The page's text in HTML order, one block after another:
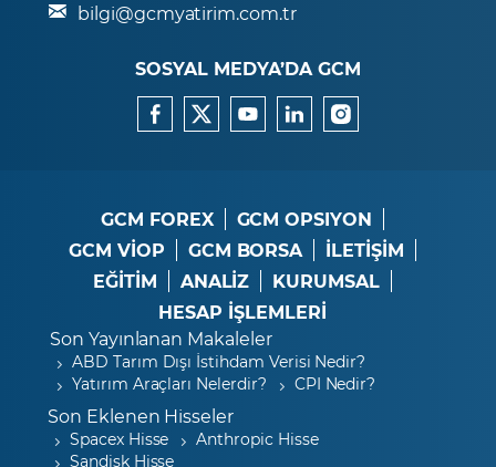
bilgi@gcmyatirim.com.tr
SOSYAL MEDYA’DA GCM
GCM FOREX
GCM OPSIYON
GCM VİOP
GCM BORSA
İLETİŞİM
EĞİTİM
ANALİZ
KURUMSAL
HESAP İŞLEMLERİ
Son Yayınlanan Makaleler
ABD Tarım Dışı İstihdam Verisi Nedir?
Yatırım Araçları Nelerdir?
CPI Nedir?
Son Eklenen Hisseler
Spacex Hisse
Anthropic Hisse
Sandisk Hisse